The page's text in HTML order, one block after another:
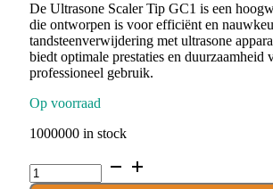
De Ultrasone Scaler Tip GC1 is een
die ontworpen is voor efficiënt en
tandsteenverwijdering met ultrasone
biedt optimale prestaties en duurzaamheid
professioneel gebruik.
Op voorraad
1000000 in stock
Ultrasone
Scaler